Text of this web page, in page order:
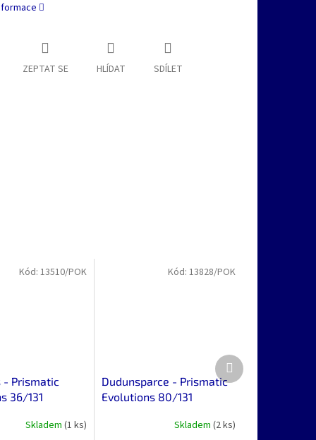
ZEPTAT SE HLÍDAT SDÍLET
- Prismatic
36/131
Skladem(1 ks)
Kód:13510/POK
Dudunsparce - Prismatic
Evolutions 80/131
Skladem (2 ks)
Kód: 13828/POK
Další
produkt